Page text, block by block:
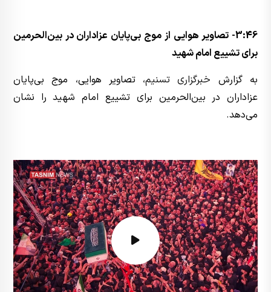
3:46- تصاویر هوایی از موج بی‌پایان عزاداران در بین‌الحرمین
برای تشییع امام شهید
به گزارش خبرگزاری تسنیم، تصاویر هوایی، موج بی‌پایان
عزاداران در بین‌الحرمین برای تشییع امام شهید را نشان
می‌دهد.